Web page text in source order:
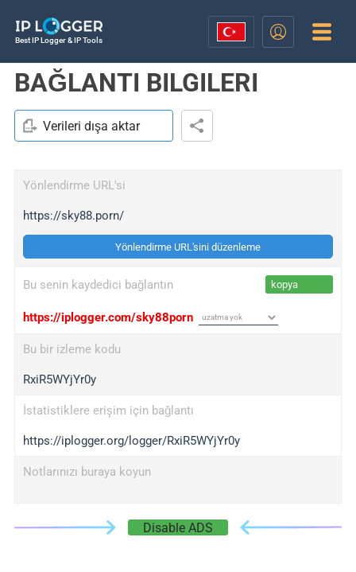
Best IP Logger & IP Tools
BAĞLANTI BILGILERI
Verileri dışa aktar
Yönlendirme URL'si
https://sky88.porn/
Yönlendirme URL'sini düzenleme
Bu senin kaydedici bağlantın kopya
https://iplogger.com/sky88porn
Bu bir izleme kodu
RxiR5WYjYr0y
İstatistiklere erişim için bağlantı
https://iplogger.org/logger/RxiR5WYjYr0y
Notlarınızı buraya koyun
Disable ADS